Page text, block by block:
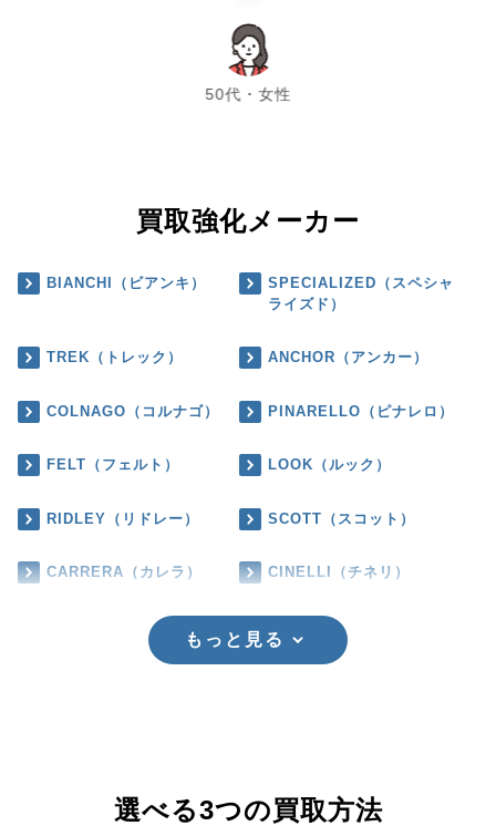
50代・女性
chevron_left chevron_right
買取強化メーカー
BIANCHI（ビアンキ）
SPECIALIZED（スペシャ
ライズド）
TREK（トレック） ANCHOR（アンカー）
COLNAGO（コルナゴ） PINARELLO（ピナレロ）
FELT（フェルト） LOOK（ルック）
RIDLEY（リドレー） SCOTT（スコット）
CARRERA（カレラ） CINELLI（チネリ）
もっと見る
選べる3つの買取方法